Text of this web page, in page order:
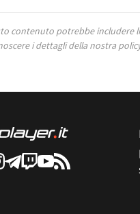
contenuto potrebbe includere
i dettagli della nostra